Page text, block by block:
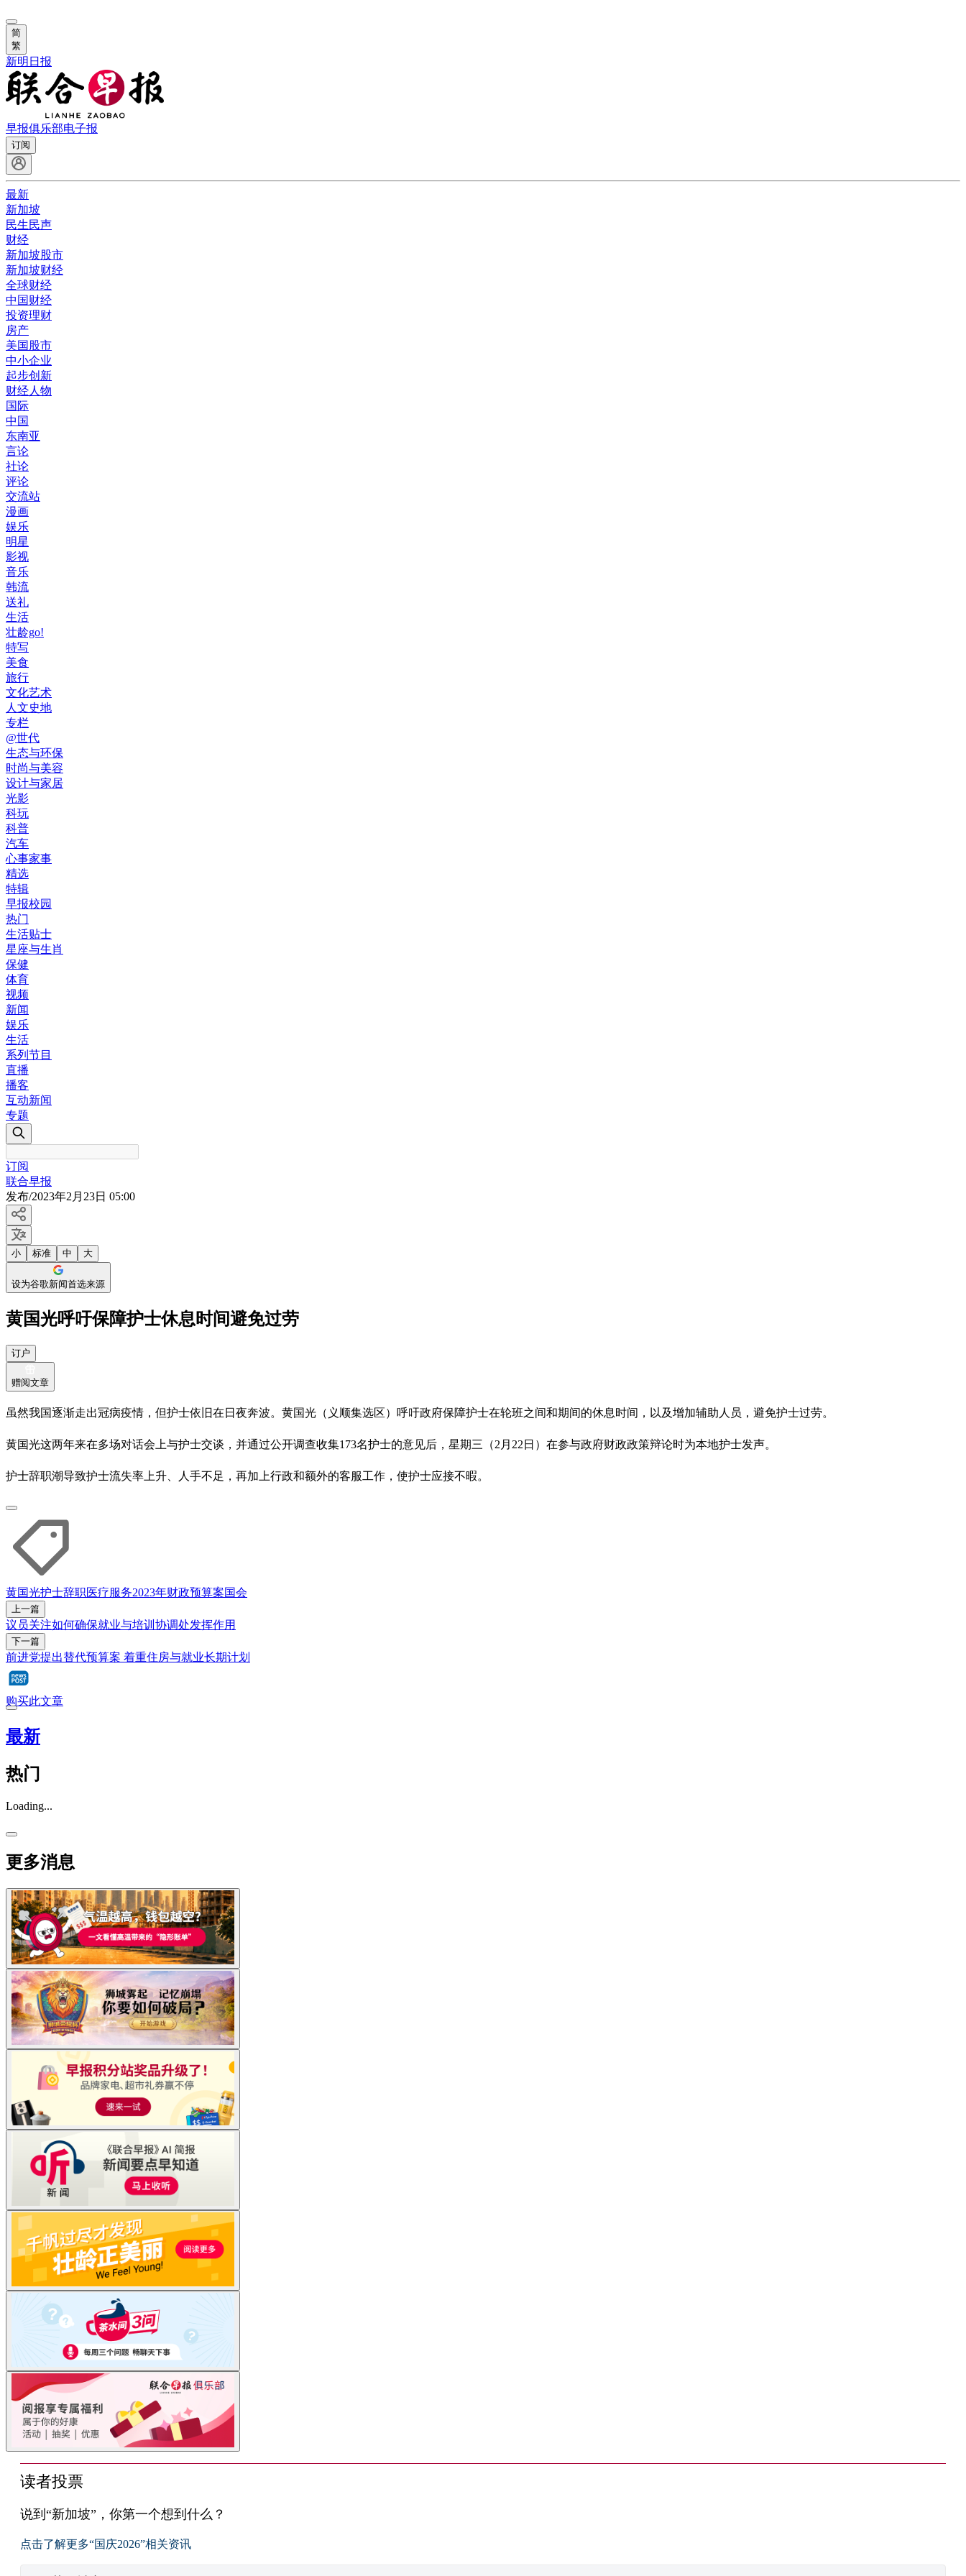
简
繁
新明日报
早报俱乐部电子报
订阅
最新
新加坡
民生民声
财经
新加坡股市
新加坡财经
全球财经
中国财经
投资理财
房产
美国股市
中小企业
起步创新
财经人物
国际
中国
东南亚
言论
社论
评论
交流站
漫画
娱乐
明星
影视
音乐
韩流
送礼
生活
壮龄go!
特写
美食
旅行
文化艺术
人文史地
专栏
@世代
生态与环保
时尚与美容
设计与家居
光影
科玩
科普
汽车
心事家事
精选
特辑
早报校园
热门
生活贴士
星座与生肖
保健
体育
视频
新闻
娱乐
生活
系列节目
直播
播客
互动新闻
专题
订阅
联合早报
发布/2023年2月23日 05:00
小 标准 中 大
设为谷歌新闻首选来源
黄国光呼吁保障护士休息时间避免过劳
订户
赠阅文章
虽然我国逐渐走出冠病疫情，但护士依旧在日夜奔波。黄国光（义顺集选区）呼吁政府保障护士在轮班之间和期间的休息时间，以及增加辅助人员，避免护士过劳。
黄国光这两年来在多场对话会上与护士交谈，并通过公开调查收集173名护士的意见后，星期三（2月22日）在参与政府财政政策辩论时为本地护士发声。
护士辞职潮导致护士流失率上升、人手不足，再加上行政和额外的客服工作，使护士应接不暇。
黄国光护士辞职医疗服务2023年财政预算案国会
上一篇
议员关注如何确保就业与培训协调处发挥作用
下一篇
前进党提出替代预算案 着重住房与就业长期计划
购买此文章
最新
热门
Loading...
更多消息